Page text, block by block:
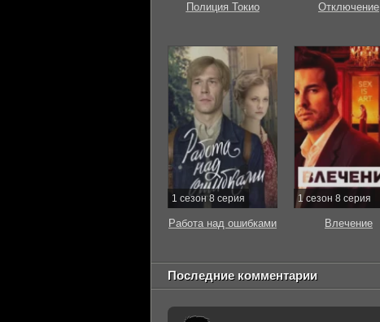
Полиция Токио Отключение
1 сезон 8 серия
Работа над ошибками
1 сезон 8 серия
Влечение
Последние комментарии